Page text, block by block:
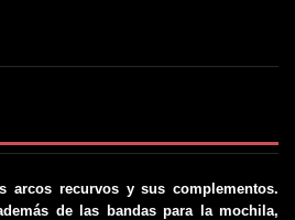
arcos recurvos y sus complementos.
de las bandas para la mochila,